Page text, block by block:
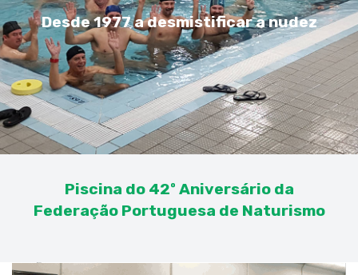
Desde 1977 a desmistificar a nudez
Piscina do 42º Aniversário da
Federação Portuguesa de Naturismo